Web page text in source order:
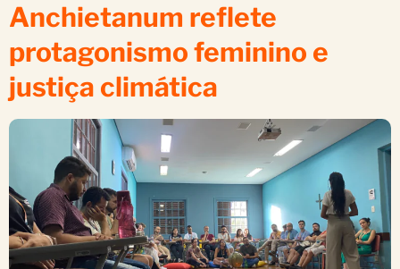
Anchietanum reflete
protagonismo feminino e
justiça climática